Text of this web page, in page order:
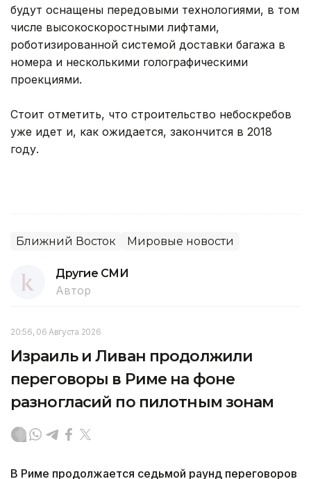
будут оснащены передовыми технологиями, в том
числе высокоскоростными лифтами,
роботизированной системой доставки багажа в
номера и несколькими голографическими
проекциями.
Стоит отметить, что строительство небоскребов
уже идет и, как ожидается, закончится в 2018
году.
Ближний Восток Мировые новости
Другие СМИ
Автор
20:56, 06 Августа 2026
Израиль и Ливан продолжили
переговоры в Риме на фоне
разногласий по пилотным зонам
В Риме продолжается седьмой раунд переговоров